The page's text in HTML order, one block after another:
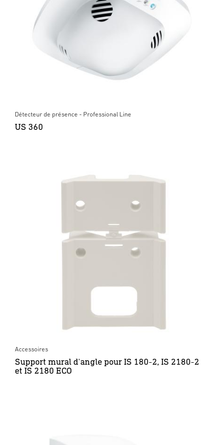
Détecteur de présence - Professional Line
US 360
Accessoires
Support mural d'angle pour IS 180-2, IS 2180-2
et IS 2180 ECO